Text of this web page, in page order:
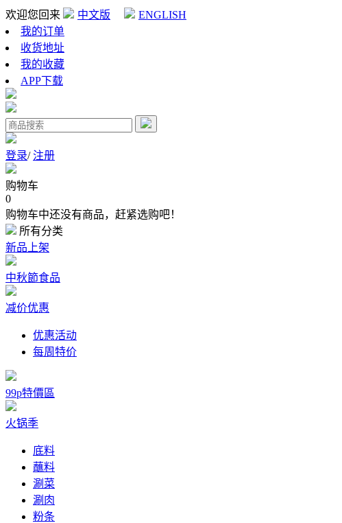
欢迎您回来 中文版
ENGLISH
我的订单
收货地址
我的收藏
APP下载
登录/注册
购物车
0
购物车中还没有商品，赶紧选购吧！
所有分类
新品上架
中秋節食品
减价优惠
优惠活动
每周特价
99p特價區
火锅季
底料
蘸料
涮菜
涮肉
粉条